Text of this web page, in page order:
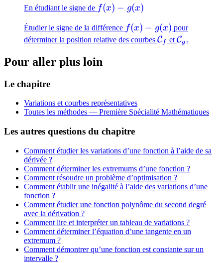
En étudiant le signe de f(x)
g(x)
f(x) − g(x)
Étudier le signe de la différence f(x)
-
f(x) − g(x) pour
déterminer la position relative des courbes \mathcal{C}_f
Cf etCg .
Pour aller plus loin
Le chapitre
Variations et courbes représentatives
Toutes les méthodes — Première Spécialité Mathématiques
Les autres questions du chapitre
Comment étudier les variations d’une fonction à l’aide de sa
dérivée ?
Comment déterminer les extremums d’une fonction ?
Comment résoudre un problème d’optimisation ?
Comment établir une inégalité à l’aide des variations d’une
fonction ?
Comment étudier une fonction polynôme du second degré
avec la dérivation ?
Comment lire et interpréter un tableau de variations ?
Comment déterminer l’équation d’une tangente en un
extremum ?
Comment démontrer qu’une fonction est constante sur un
intervalle ?